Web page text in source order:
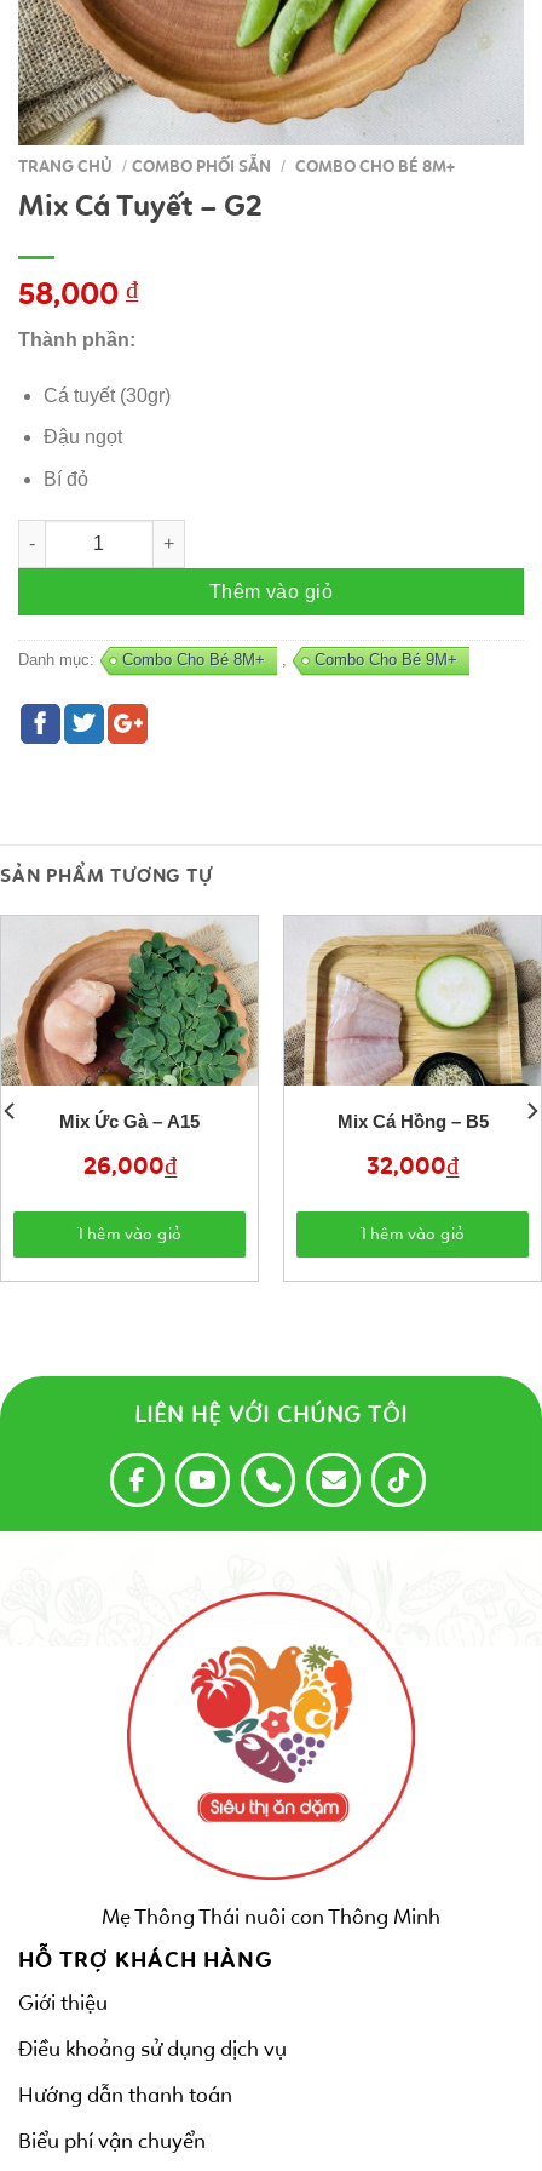
TRANG CHỦ / COMBO PHỐI SẴN / COMBO CHO BÉ 8M+
Mix Cá Tuyết – G2
58,000 ₫
Thành phần:
Cá tuyết (30gr)
Đậu ngọt
Bí đỏ
Mix Cá Tuyết - G2 số lượng
Thêm vào giỏ
Danh mục: Combo Cho Bé 8M+ , Combo Cho Bé 9M+
SẢN PHẨM TƯƠNG TỰ
Mix Ức Gà – A15
26,000₫
Thêm vào giỏ
Mix Cá Hồng – B5
32,000₫
Thêm vào giỏ
LIÊN HỆ VỚI CHÚNG TÔI
Mẹ Thông Thái nuôi con Thông Minh
HỖ TRỢ KHÁCH HÀNG
Giới thiệu
Điều khoảng sử dụng dịch vụ
Hướng dẫn thanh toán
Biểu phí vận chuyển